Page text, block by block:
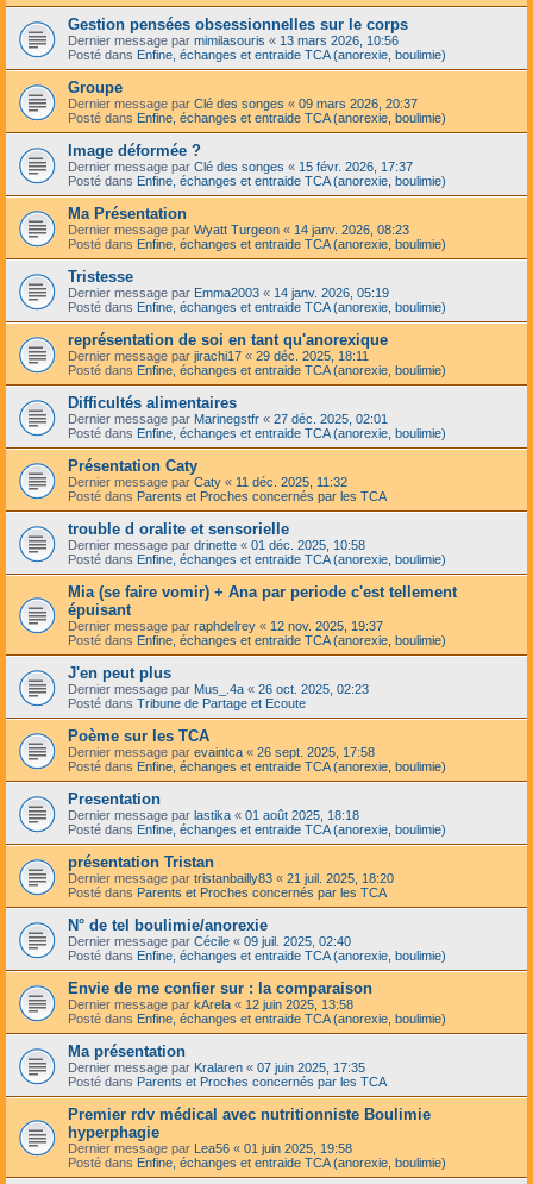
Gestion pensées obsessionnelles sur le corps
Dernier message par mimilasouris « 13 mars 2026, 10:56
Posté dans Enfine, échanges et entraide TCA (anorexie, boulimie)
Groupe
Dernier message par Clé des songes « 09 mars 2026, 20:37
Posté dans Enfine, échanges et entraide TCA (anorexie, boulimie)
Image déformée ?
Dernier message par Clé des songes « 15 févr. 2026, 17:37
Posté dans Enfine, échanges et entraide TCA (anorexie, boulimie)
Ma Présentation
Dernier message par Wyatt Turgeon « 14 janv. 2026, 08:23
Posté dans Enfine, échanges et entraide TCA (anorexie, boulimie)
Tristesse
Dernier message par Emma2003 « 14 janv. 2026, 05:19
Posté dans Enfine, échanges et entraide TCA (anorexie, boulimie)
représentation de soi en tant qu'anorexique
Dernier message par jirachi17 « 29 déc. 2025, 18:11
Posté dans Enfine, échanges et entraide TCA (anorexie, boulimie)
Difficultés alimentaires
Dernier message par Marinegstfr « 27 déc. 2025, 02:01
Posté dans Enfine, échanges et entraide TCA (anorexie, boulimie)
Présentation Caty
Dernier message par Caty « 11 déc. 2025, 11:32
Posté dans Parents et Proches concernés par les TCA
trouble d oralite et sensorielle
Dernier message par drinette « 01 déc. 2025, 10:58
Posté dans Enfine, échanges et entraide TCA (anorexie, boulimie)
Mia (se faire vomir) + Ana par periode c'est tellement
épuisant
Dernier message par raphdelrey « 12 nov. 2025, 19:37
Posté dans Enfine, échanges et entraide TCA (anorexie, boulimie)
J'en peut plus
Dernier message par Mus_.4a « 26 oct. 2025, 02:23
Posté dans Tribune de Partage et Ecoute
Poème sur les TCA
Dernier message par evaintca « 26 sept. 2025, 17:58
Posté dans Enfine, échanges et entraide TCA (anorexie, boulimie)
Presentation
Dernier message par lastika « 01 août 2025, 18:18
Posté dans Enfine, échanges et entraide TCA (anorexie, boulimie)
présentation Tristan
Dernier message par tristanbailly83 « 21 juil. 2025, 18:20
Posté dans Parents et Proches concernés par les TCA
N° de tel boulimie/anorexie
Dernier message par Cécile « 09 juil. 2025, 02:40
Posté dans Enfine, échanges et entraide TCA (anorexie, boulimie)
Envie de me confier sur : la comparaison
Dernier message par kArela « 12 juin 2025, 13:58
Posté dans Enfine, échanges et entraide TCA (anorexie, boulimie)
Ma présentation
Dernier message par Kralaren « 07 juin 2025, 17:35
Posté dans Parents et Proches concernés par les TCA
Premier rdv médical avec nutritionniste Boulimie
hyperphagie
Dernier message par Lea56 « 01 juin 2025, 19:58
Posté dans Enfine, échanges et entraide TCA (anorexie, boulimie)